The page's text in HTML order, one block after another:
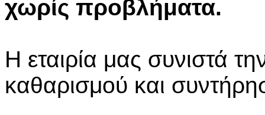
χωρίς προβλήματα.
Η εταιρία μας συνιστά
καθαρισμού και